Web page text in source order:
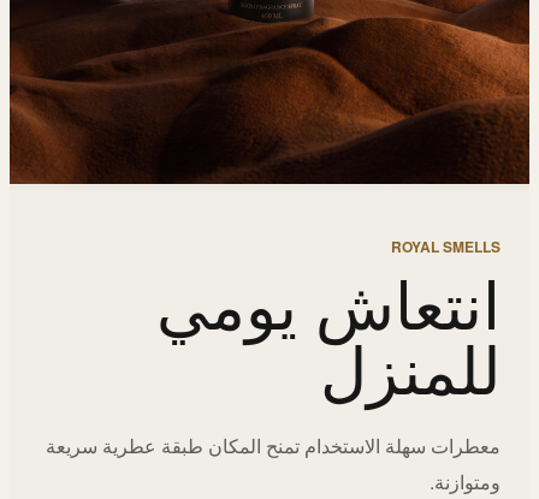
ROYAL SMELLS
انتعاش يومي
للمنزل
معطرات سهلة الاستخدام تمنح المكان طبقة عطرية سريعة
ومتوازنة.